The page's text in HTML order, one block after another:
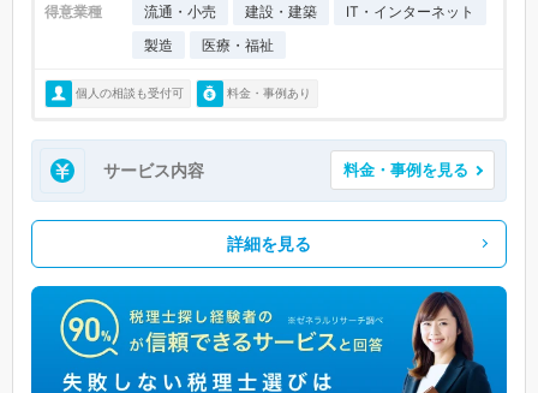
得意業種 流通・小売 建設・建築
IT・インターネット
製造
医療・福祉
個人の相談も受付可 料金・事例あり
サービス内容 料金・事例を見る
詳細を見る